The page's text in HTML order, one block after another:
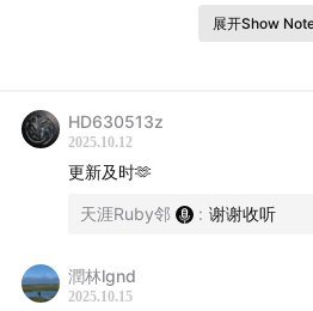
向，今年的 Token2049 又与往年
构大举进场、支付公司扎堆参展
十年愿景、Tether发布美国合规
族高调亮相。更值得关注的是，
密投资正在走向大众。
展开Show
HD630513z
2025.10.12
更新及时🫶
天涯Ruby邻 : 谢谢收听
潤林lgnd
2025.10.15